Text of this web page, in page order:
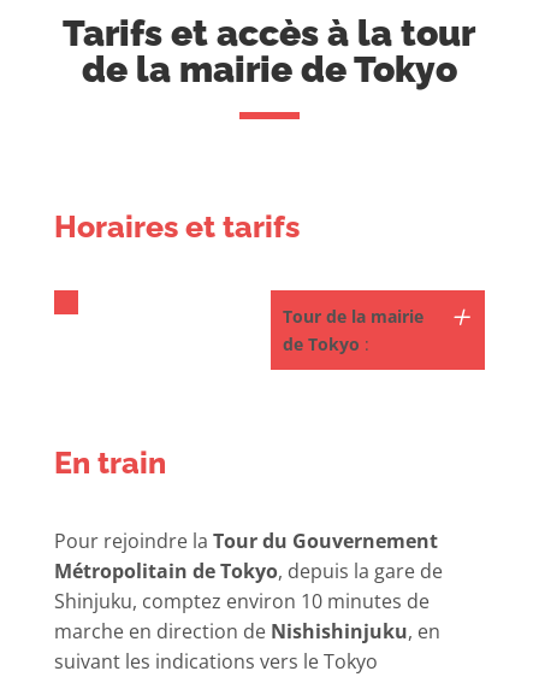
Tarifs et accès à la tour
de la mairie de Tokyo
Horaires et tarifs
Tour de la mairie
de Tokyo :
En train
Pour rejoindre la Tour du Gouvernement
Métropolitain de Tokyo, depuis la gare de
Shinjuku, comptez environ 10 minutes de
marche en direction de Nishishinjuku, en
suivant les indications vers le Tokyo